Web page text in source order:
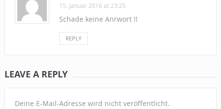
15. Januar 2016 at 23:25
Schade keine Anrwort !!
REPLY
LEAVE A REPLY
Deine E-Mail-Adresse wird nicht veröffentlicht.